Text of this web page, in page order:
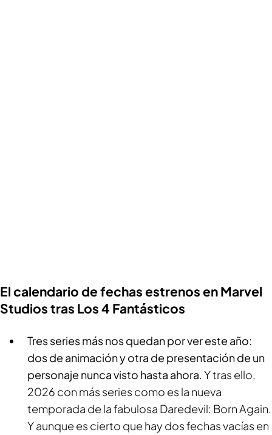
El calendario de fechas estrenos en Marvel
Studios tras Los 4 Fantásticos
Tres series más nos quedan por ver este año:
dos de animación y otra de presentación de un
personaje nunca visto hasta ahora. Y tras ello,
2026 con más series como es la nueva
temporada de la fabulosa Daredevil: Born Again.
Y aunque es cierto que hay dos fechas vacías en